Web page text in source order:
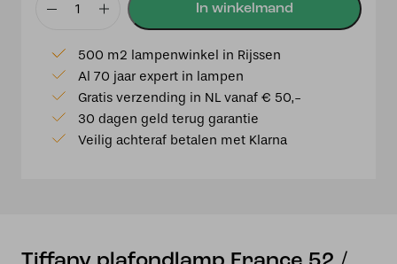
Tiffany
France
aantal
500 m2 lampenwinkel in Rijssen
Al 70 jaar expert in lampen
Gratis verzending in NL vanaf € 50,-
30 dagen geld terug garantie
Veilig achteraf betalen met Klarna